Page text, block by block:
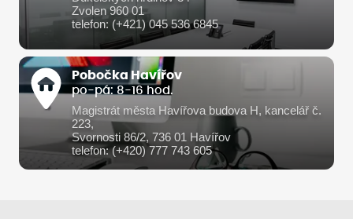
Zvolen 960 01
telefon: (+421) 045 536 6845
Pobočka Havířov
po-pá: 8-16 hod.
Magistrát města Havířova budova H, kancelář č.
223,
Svornosti 86/2, 736 01 Havířov
telefon: (+420) 777 743 605